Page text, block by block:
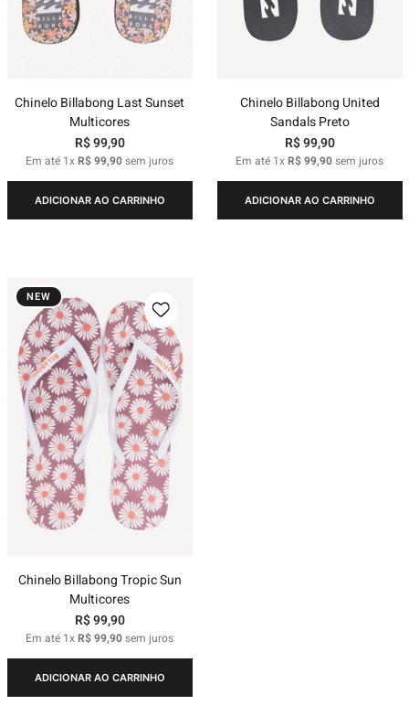
Chinelo Billabong Last Sunset
Multicores
R$99,90
Em até 1xR$99,90sem juros
ADICIONAR AO CARRINHO
Chinelo Billabong United
Sandals Preto
R$99,90
Em até 1xR$99,90sem juros
ADICIONAR AO CARRINHO
NEW
Chinelo Billabong Tropic Sun
Multicores
R$99,90
Em até 1xR$99,90sem juros
ADICIONAR AO CARRINHO